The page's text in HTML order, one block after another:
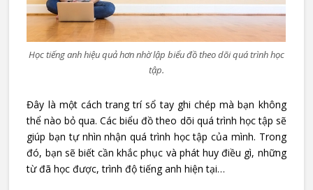
Học tiếng anh hiệu quả hơn nhờ lập biểu đồ theo dõi quá trình học
tập.
Đây là một cách trang trí sổ tay ghi chép mà bạn không
thể nào bỏ qua. Các biểu đồ theo dõi quá trình học tập sẽ
giúp bạn tự nhìn nhận quá trình học tập của mình. Trong
đó, bạn sẽ biết cần khắc phục và phát huy điều gì, những
từ đã học được, trình độ tiếng anh hiện tại…